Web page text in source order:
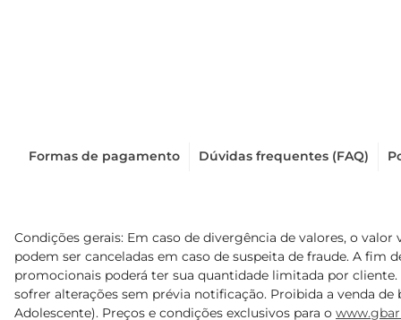
Formas de pagamento Dúvidas frequentes (FAQ)
Condições gerais: Em caso de divergência de valores, o
podem ser canceladas em caso de suspeita de fraude. A
promocionais poderá ter sua quantidade limitada por
sofrer alterações sem prévia notificação. Proibida a venda de
Adolescente). Preços e condições exclusivos para o